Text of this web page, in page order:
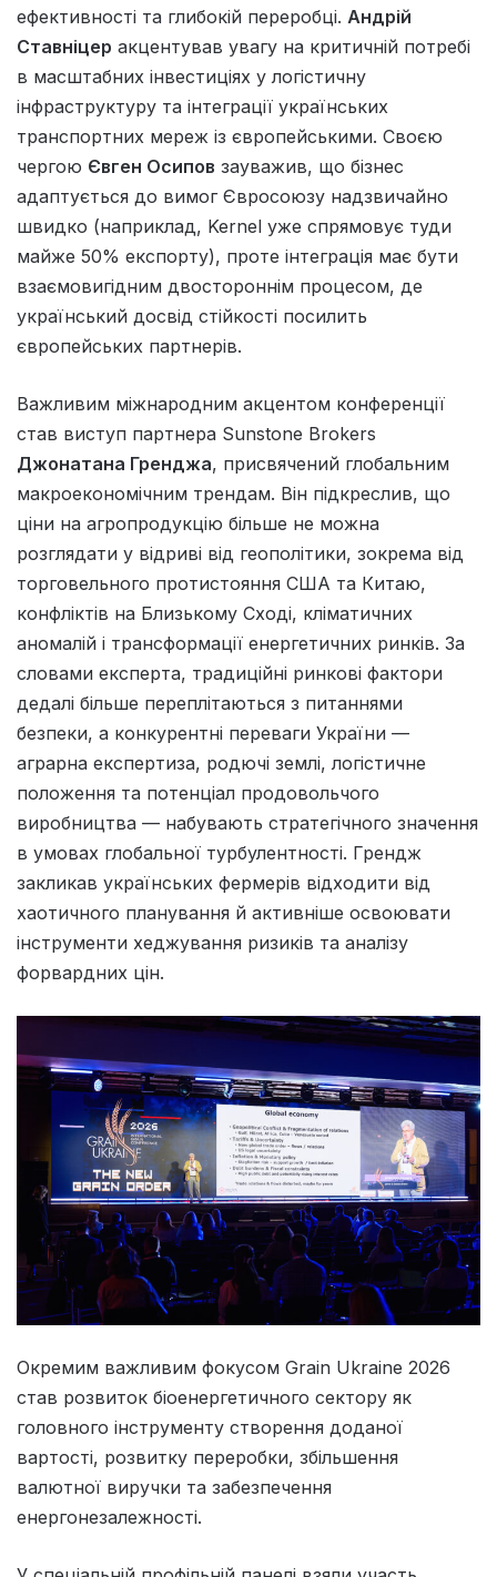
ефективності та глибокій переробці. Андрій
Ставніцер акцентував увагу на критичній потребі
в масштабних інвестиціях у логістичну
інфраструктуру та інтеграції українських
транспортних мереж із європейськими. Своєю
чергою Євген Осипов зауважив, що бізнес
адаптується до вимог Євросоюзу надзвичайно
швидко (наприклад, Kernel уже спрямовує туди
майже 50% експорту), проте інтеграція має бути
взаємовигідним двостороннім процесом, де
український досвід стійкості посилить
європейських партнерів.
Важливим міжнародним акцентом конференції
став виступ партнера Sunstone Brokers
Джонатана Гренджа, присвячений глобальним
макроекономічним трендам. Він підкреслив, що
ціни на агропродукцію більше не можна
розглядати у відриві від геополітики, зокрема від
торговельного протистояння США та Китаю,
конфліктів на Близькому Сході, кліматичних
аномалій і трансформації енергетичних ринків. За
словами експерта, традиційні ринкові фактори
дедалі більше переплітаються з питаннями
безпеки, а конкурентні переваги України —
аграрна експертиза, родючі землі, логістичне
положення та потенціал продовольчого
виробництва — набувають стратегічного значення
в умовах глобальної турбулентності. Грендж
закликав українських фермерів відходити від
хаотичного планування й активніше освоювати
інструменти хеджування ризиків та аналізу
форвардних цін.
Окремим важливим фокусом Grain Ukraine 2026
став розвиток біоенергетичного сектору як
головного інструменту створення доданої
вартості, розвитку переробки, збільшення
валютної виручки та забезпечення
енергонезалежності.